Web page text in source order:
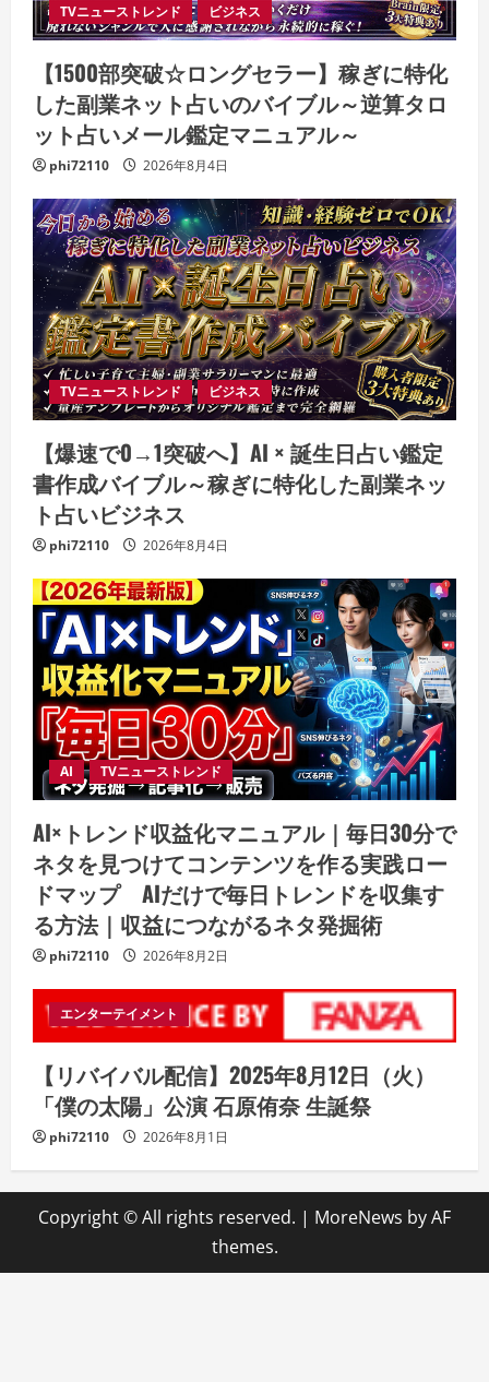
TVニューストレンド ビジネス
【1500部突破☆ロングセラー】稼ぎに特化
した副業ネット占いのバイブル～逆算タロ
ット占いメール鑑定マニュアル～
phi72110 2026年8月4日
TVニューストレンド ビジネス
【爆速で0→1突破へ】AI × 誕生日占い鑑定
書作成バイブル～稼ぎに特化した副業ネッ
ト占いビジネス
phi72110 2026年8月4日
AI TVニューストレンド
AI×トレンド収益化マニュアル｜毎日30分で
ネタを見つけてコンテンツを作る実践ロー
ドマップ AIだけで毎日トレンドを収集す
る方法｜収益につながるネタ発掘術
phi72110 2026年8月2日
エンターテイメント
【リバイバル配信】2025年8月12日（火）
「僕の太陽」公演 石原侑奈 生誕祭
phi72110 2026年8月1日
Copyright © All rights reserved. | MoreNews by AF
themes.